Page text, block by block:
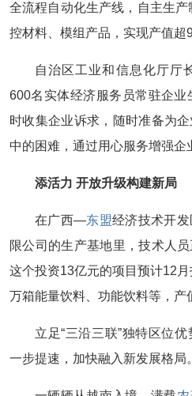
全流程自动化生产线，自主生
控材料、模组产品，实现产值超
自治区工业和信息化厅厅
600名实体经济服务员常驻企
时收集企业诉求，随时准备为
中的困难，通过用心服务增强企
添活力 开放升级构建新局
在广西—东盟经济技术开
限公司的生产基地里，技术人
这个投资13亿元的项目预计12
万箱能量饮料、功能饮料等，产
立足“三沿三联”独特区位
一步提速，加快融入新发展格局。